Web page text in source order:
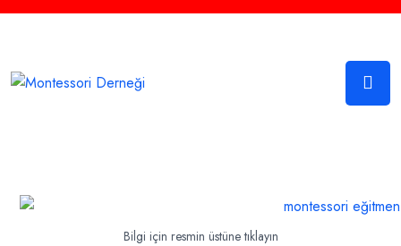
Bilgi için resmin üstüne tıklayın